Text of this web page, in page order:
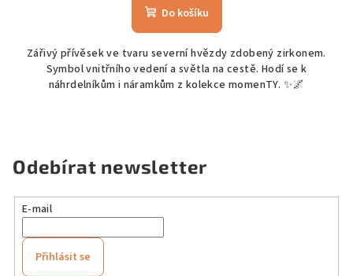
Do košíku
Zářivý přívěsek ve tvaru severní hvězdy zdobený zirkonem.
Symbol vnitřního vedení a světla na cestě. Hodí se k
náhrdelníkům i náramkům z kolekce momenTY. ✨🌌
Odebírat newsletter
E-mail
Přihlásit se